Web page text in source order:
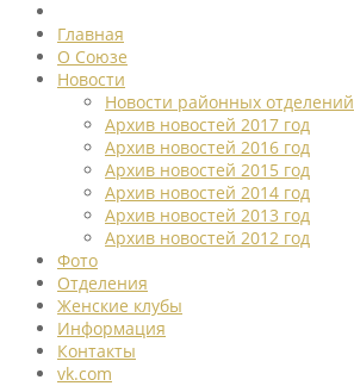
Главная
О Союзе
Новости
Новости районных отделений
Архив новостей 2017 год
Архив новостей 2016 год
Архив новостей 2015 год
Архив новостей 2014 год
Архив новостей 2013 год
Архив новостей 2012 год
Фото
Отделения
Женские клубы
Информация
Контакты
vk.com